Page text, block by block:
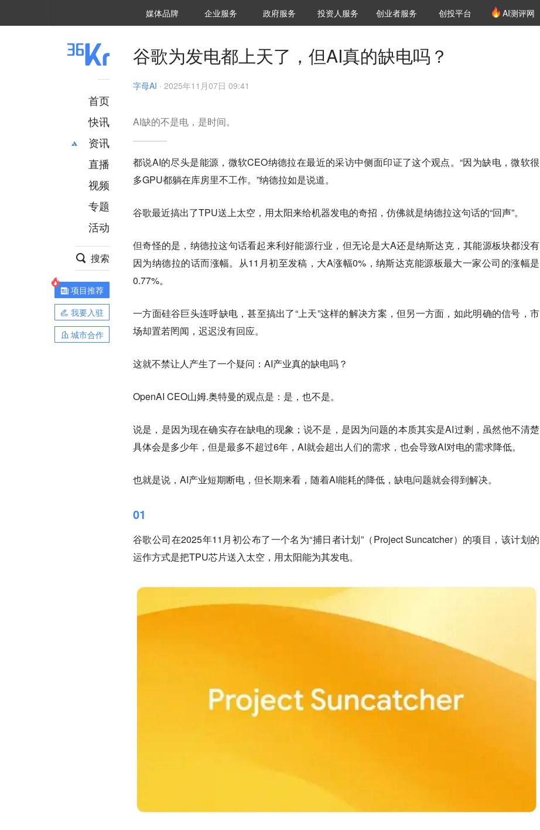
媒体品牌 36Kr研究院
企业服务 城市之窗
政府服务 VClub投资机构库
投资机构职位推介
投资人服务 创投氪堂
创业者服务 创投平台 AI测评网
首页
快讯
资讯
推荐
财经
项目推荐
安徽
直播
视频
专题
活动
搜索
项目推荐
我要入驻
城市合作
谷歌为发电都上天了，但AI真的缺电吗？
字母AI · 2025年11月07日 09:41
AI缺的不是电，是时间。
都说AI的尽头是能源，微软CEO纳德拉在最近的采访中侧面印证了这个观点。“因为缺电，微软很
多GPU都躺在库房里不工作。”纳德拉如是说道。
谷歌最近搞出了TPU送上太空，用太阳来给机器发电的奇招，仿佛就是纳德拉这句话的“回声”。
但奇怪的是，纳德拉这句话看起来利好能源行业，但无论是大A还是纳斯达克，其能源板块都没有
因为纳德拉的话而涨幅。从11月初至发稿，大A涨幅0%，纳斯达克能源板最大一家公司的涨幅是
0.77%。
一方面硅谷巨头连呼缺电，甚至搞出了“上天”这样的解决方案，但另一方面，如此明确的信号，市
场却置若罔闻，迟迟没有回应。
这就不禁让人产生了一个疑问：AI产业真的缺电吗？
OpenAI CEO山姆.奥特曼的观点是：是，也不是。
说是，是因为现在确实存在缺电的现象；说不是，是因为问题的本质其实是AI过剩，虽然他不清楚
具体会是多少年，但是最多不超过6年，AI就会超出人们的需求，也会导致AI对电的需求降低。
也就是说，AI产业短期断电，但长期来看，随着AI能耗的降低，缺电问题就会得到解决。
01
谷歌公司在2025年11月初公布了一个名为“捕日者计划”（Project Suncatcher）的项目，该计划的
运作方式是把TPU芯片送入太空，用太阳能为其发电。